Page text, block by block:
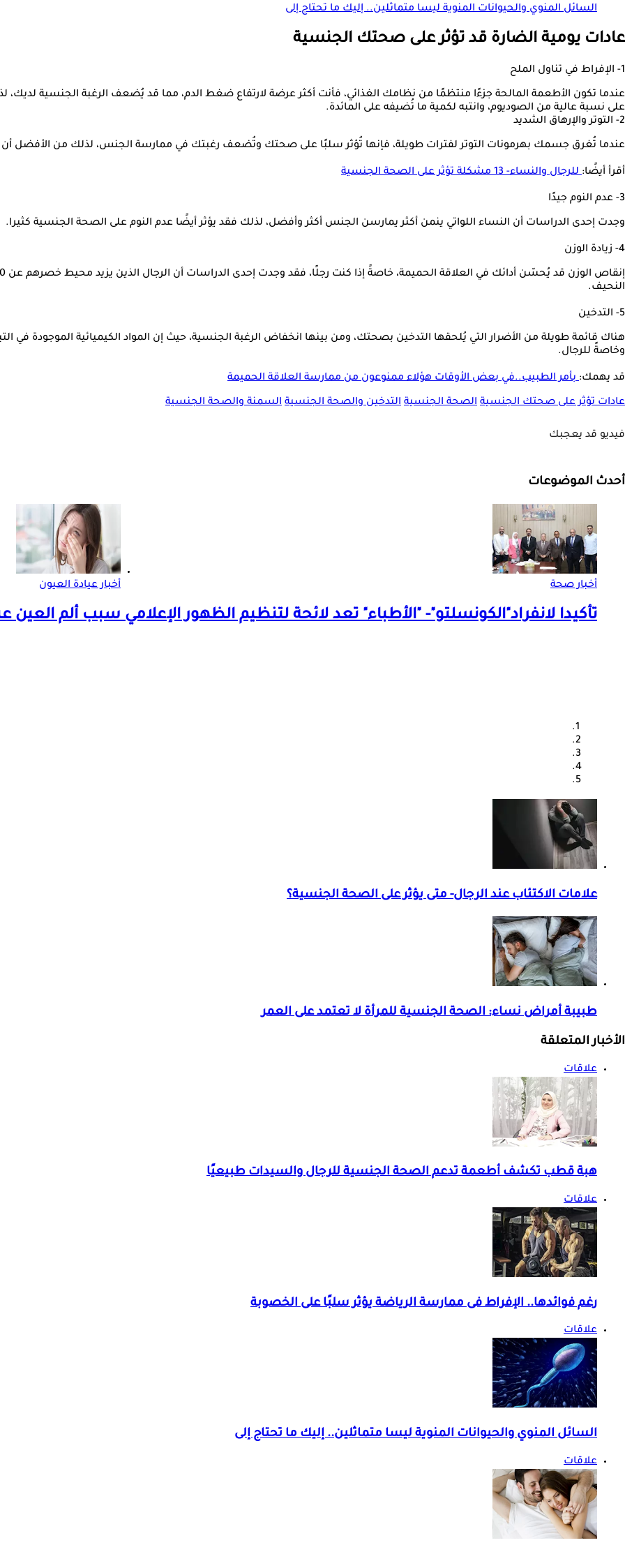
السائل المنوي والحيوانات المنوية ليسا متماثلين.. إليك ما تحتاج إلى
عادات يومية الضارة قد تؤثر على صحتك الجنسية
1- الإفراط في تناول الملح
عندما تكون الأطعمة المالحة جزءًا منتظمًا من نظامك الغذائي، فأنت أكثر عرضة لارتفاع ضغط الدم، مما قد يُضعف الرغبة الجنسية
على نسبة عالية من الصوديوم، وانتبه لكمية ما تُضيفه على المائدة.
2- التوتر والإرهاق الشديد
عندما تُغرق جسمك بهرمونات التوتر لفترات طويلة، فإنها تُؤثر سلبًا على صحتك وتُضعف رغبتك في ممارسة الجنس، لذلك من الأفضل
أقرأ أيضًا:للرجال والنساء- 13 مشكلة تؤثر على الصحة الجنسية
3- عدم النوم جيدًا
وجدت إحدى الدراسات أن النساء اللواتي ينمن أكثر يمارسن الجنس أكثر وأفضل، لذلك فقد يؤثر أيضًا عدم النوم على الصحة الجنسية كثيرا.
4- زيادة الوزن
النحيف.
5- التدخين
هناك قائمة طويلة من الأضرار التي يُلحقها التدخين بصحتك، ومن بينها انخفاض الرغبة الجنسية، حيث إن المواد الكيميائية الموجودة
وخاصةً للرجال.
قد يهمك:بأمر الطبيب..في بعض الأوقات هؤلاء ممنوعون من ممارسة العلاقة الحميمة
عادات تؤثر على صحتك الجنسية الصحة الجنسية التدخين والصحة الجنسية السمنة والصحة الجنسية
فيديو قد يعجبك
أحدث الموضوعات
أخبار صحة
تأكيدا لانفراد"الكونسلتو"- "الأطباء" تعد لائحة لتنظيم الظهور الإعلامي
أخبار عيادة العيون
سبب ألم العين
علامات الاكتئاب عند الرجال- متى يؤثر على الصحة الجنسية؟
طبيبة أمراض نساء: الصحة الجنسية للمرأة لا تعتمد على العمر
الأخبار المتعلقة
علاقات
هبة قطب تكشف أطعمة تدعم الصحة الجنسية للرجال والسيدات طبيعيًا
علاقات
رغم فوائدها.. الإفراط فى ممارسة الرياضة يؤثر سلبًا على الخصوبة
علاقات
السائل المنوي والحيوانات المنوية ليسا متماثلين.. إليك ما تحتاج إلى
علاقات